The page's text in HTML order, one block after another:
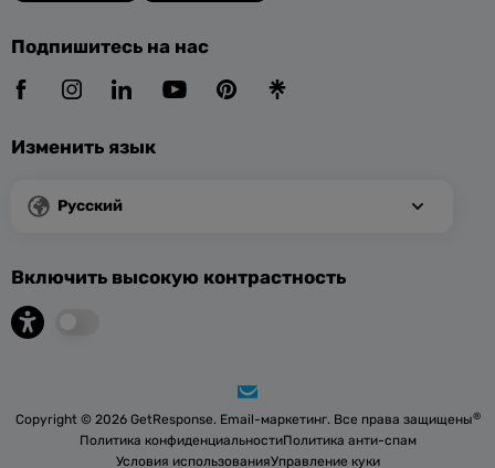
Подпишитесь на нас
Изменить язык
Русский
Включить высокую контрастность
Copyright © 2026 GetResponse. Email-маркетинг. Все права защищены®
Политика конфиденциальностиПолитика анти-спам
Условия использованияУправление куки